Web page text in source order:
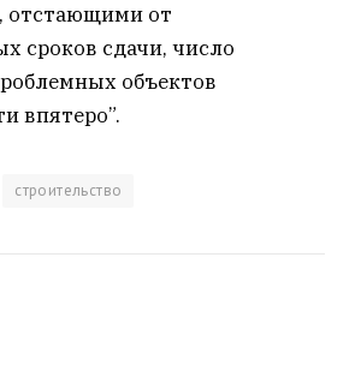
отстающими от
сроков сдачи, число
объектов
впятеро”.
строительство